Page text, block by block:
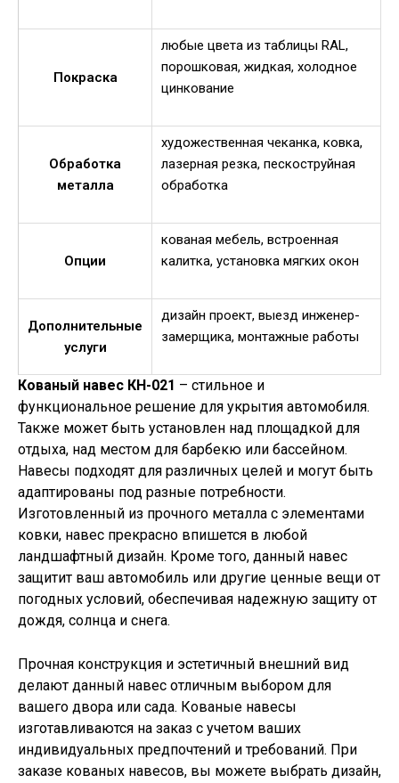
Покраска
любые цвета из таблицы RAL,
порошковая, жидкая, холодное
цинкование
Обработка
металла
художественная чеканка, ковка,
лазерная резка, пескоструйная
обработка
Опции
кованая мебель, встроенная
калитка, установка мягких окон
Дополнительные
услуги
дизайн проект, выезд инженер-
замерщика, монтажные работы
Кованый навес КН-021 – стильное и
функциональное решение для укрытия автомобиля.
Также может быть установлен над площадкой для
отдыха, над местом для барбекю или бассейном.
Навесы подходят для различных целей и могут быть
адаптированы под разные потребности.
Изготовленный из прочного металла с элементами
ковки, навес прекрасно впишется в любой
ландшафтный дизайн. Кроме того, данный навес
защитит ваш автомобиль или другие ценные вещи от
погодных условий, обеспечивая надежную защиту от
дождя, солнца и снега.
Прочная конструкция и эстетичный внешний вид
делают данный навес отличным выбором для
вашего двора или сада. Кованые навесы
изготавливаются на заказ с учетом ваших
индивидуальных предпочтений и требований. При
заказе кованых навесов, вы можете выбрать дизайн,